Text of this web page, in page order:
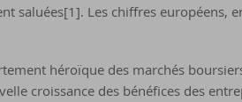
saluées[1]. Les chiffres européens,
héroïque des marchés
croissance des bénéfices des